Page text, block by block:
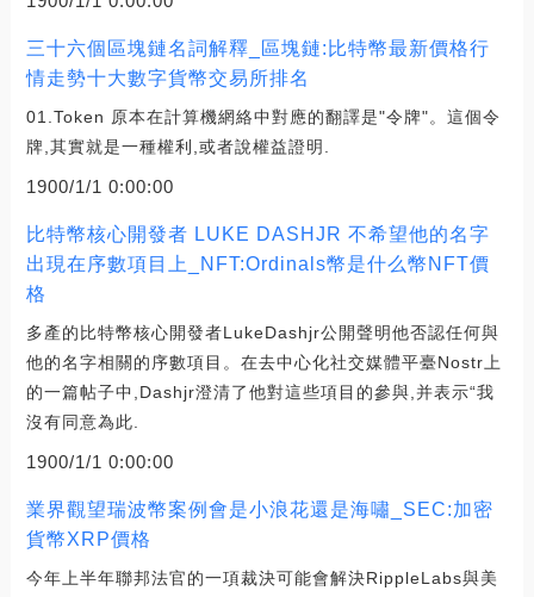
三十六個區塊鏈名詞解釋_區塊鏈:比特幣最新價格行
情走勢十大數字貨幣交易所排名
01.Token 原本在計算機網絡中對應的翻譯是"令牌"。這個令
牌,其實就是一種權利,或者說權益證明.
1900/1/1 0:00:00
比特幣核心開發者 LUKE DASHJR 不希望他的名字
出現在序數項目上_NFT:Ordinals幣是什么幣NFT價
格
多產的比特幣核心開發者LukeDashjr公開聲明他否認任何與
他的名字相關的序數項目。在去中心化社交媒體平臺Nostr上
的一篇帖子中,Dashjr澄清了他對這些項目的參與,并表示“我
沒有同意為此.
1900/1/1 0:00:00
業界觀望瑞波幣案例會是小浪花還是海嘯_SEC:加密
貨幣XRP價格
今年上半年聯邦法官的一項裁決可能會解決RippleLabs與美